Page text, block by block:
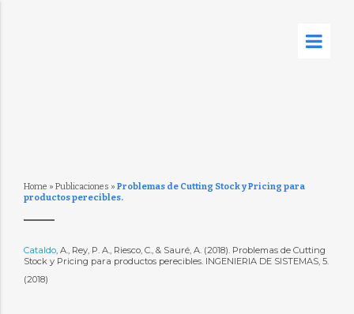
Home » Publicaciones » Problemas de Cutting Stock y Pricing para
productos perecibles.
Cataldo, A., Rey, P. A., Riesco, C., & Sauré, A. (2018). Problemas de Cutting
Stock y Pricing para productos perecibles. INGENIERIA DE SISTEMAS, 5.
(2018)